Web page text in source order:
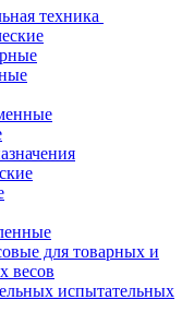
техника
для товарных и
весов
испытательных